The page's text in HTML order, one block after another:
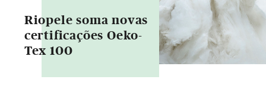
Riopele soma novas
certificações Oeko-
Tex 100